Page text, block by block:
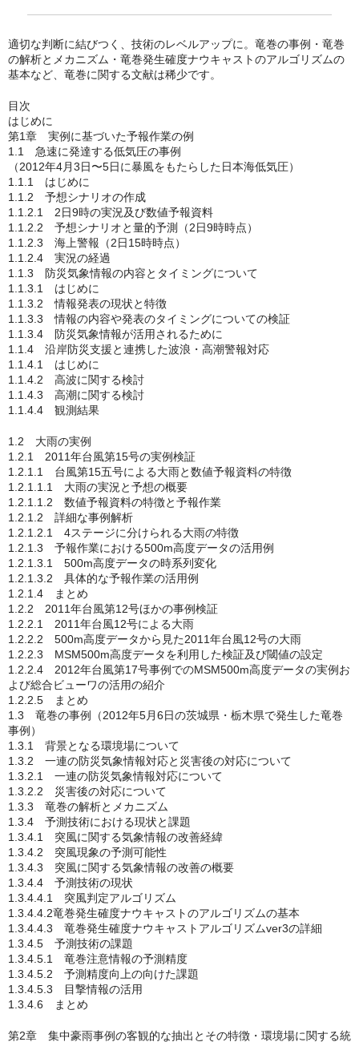
適切な判断に結びつく、技術のレベルアップに。竜巻の事例・竜巻
の解析とメカニズム・竜巻発生確度ナウキャストのアルゴリズムの
基本など、竜巻に関する文献は稀少です。
目次
はじめに
第1章 実例に基づいた予報作業の例
1.1 急速に発達する低気圧の事例
（2012年4月3日〜5日に暴風をもたらした日本海低気圧）
1.1.1 はじめに
1.1.2 予想シナリオの作成
1.1.2.1 2日9時の実況及び数値予報資料
1.1.2.2 予想シナリオと量的予測（2日9時時点）
1.1.2.3 海上警報（2日15時時点）
1.1.2.4 実況の経過
1.1.3 防災気象情報の内容とタイミングについて
1.1.3.1 はじめに
1.1.3.2 情報発表の現状と特徴
1.1.3.3 情報の内容や発表のタイミングについての検証
1.1.3.4 防災気象情報が活用されるために
1.1.4 沿岸防災支援と連携した波浪・高潮警報対応
1.1.4.1 はじめに
1.1.4.2 高波に関する検討
1.1.4.3 高潮に関する検討
1.1.4.4 観測結果
1.2 大雨の実例
1.2.1 2011年台風第15号の実例検証
1.2.1.1 台風第15五号による大雨と数値予報資料の特徴
1.2.1.1.1 大雨の実況と予想の概要
1.2.1.1.2 数値予報資料の特徴と予報作業
1.2.1.2 詳細な事例解析
1.2.1.2.1 4ステージに分けられる大雨の特徴
1.2.1.3 予報作業における500m高度データの活用例
1.2.1.3.1 500m高度データの時系列変化
1.2.1.3.2 具体的な予報作業の活用例
1.2.1.4 まとめ
1.2.2 2011年台風第12号ほかの事例検証
1.2.2.1 2011年台風12号による大雨
1.2.2.2 500m高度データから見た2011年台風12号の大雨
1.2.2.3 MSM500m高度データを利用した検証及び閾値の設定
1.2.2.4 2012年台風第17号事例でのMSM500m高度データの実例お
よび総合ビューワの活用の紹介
1.2.2.5 まとめ
1.3 竜巻の事例（2012年5月6日の茨城県・栃木県で発生した竜巻
事例）
1.3.1 背景となる環境場について
1.3.2 一連の防災気象情報対応と災害後の対応について
1.3.2.1 一連の防災気象情報対応について
1.3.2.2 災害後の対応について
1.3.3 竜巻の解析とメカニズム
1.3.4 予測技術における現状と課題
1.3.4.1 突風に関する気象情報の改善経緯
1.3.4.2 突風現象の予測可能性
1.3.4.3 突風に関する気象情報の改善の概要
1.3.4.4 予測技術の現状
1.3.4.4.1 突風判定アルゴリズム
1.3.4.4.2竜巻発生確度ナウキャストのアルゴリズムの基本
1.3.4.4.3 竜巻発生確度ナウキャストアルゴリズムver3の詳細
1.3.4.5 予測技術の課題
1.3.4.5.1 竜巻注意情報の予測精度
1.3.4.5.2 予測精度向上の向けた課題
1.3.4.5.3 目撃情報の活用
1.3.4.6 まとめ
第2章 集中豪雨事例の客観的な抽出とその特徴・環境場に関する統